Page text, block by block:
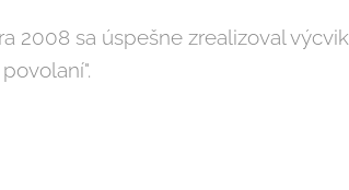
2008 sa úspešne zrealizoval výcvik